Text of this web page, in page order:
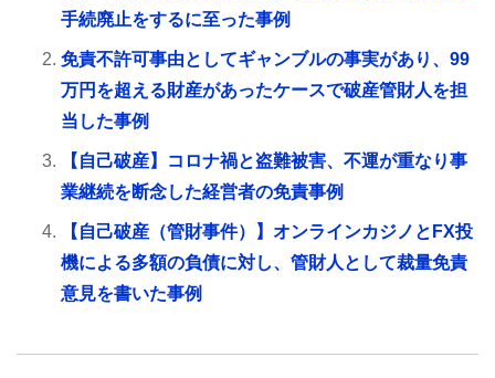
手続廃止をするに至った事例
免責不許可事由としてギャンブルの事実があり、99
万円を超える財産があったケースで破産管財人を担
当した事例
【自己破産】コロナ禍と盗難被害、不運が重なり事
業継続を断念した経営者の免責事例
【自己破産（管財事件）】オンラインカジノとFX投
機による多額の負債に対し、管財人として裁量免責
意見を書いた事例